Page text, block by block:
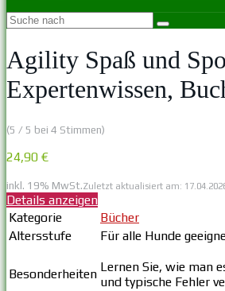
Agility Spaß und
Expertenwissen,
(5 / 5 bei 4 Stimmen)
24,90 €
inkl. 19% MwSt.Zuletzt aktualisiert am:
Details anzeigen
Kategorie
Bücher
Altersstufe
Für alle Hunde
Besonderheiten Lernen Sie, wie man
und typische Fehler